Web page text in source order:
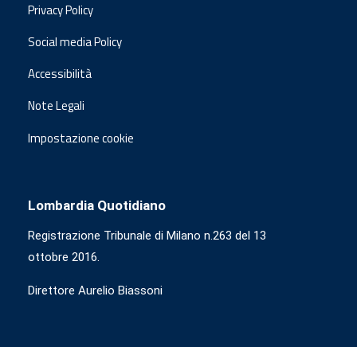
Privacy Policy
Social media Policy
Accessibilità
Note Legali
Impostazione cookie
Lombardia Quotidiano
Registrazione Tribunale di Milano n.263 del 13
ottobre 2016.
Direttore Aurelio Biassoni